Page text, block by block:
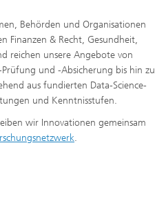
Behörden und Organisationen
Finanzen & Recht, Gesundheit,
reichen unsere Angebote von
und -Absicherung bis hin zu
aus fundierten Data-Science-
und Kenntnisstufen.
wir Innovationen gemeinsam
.